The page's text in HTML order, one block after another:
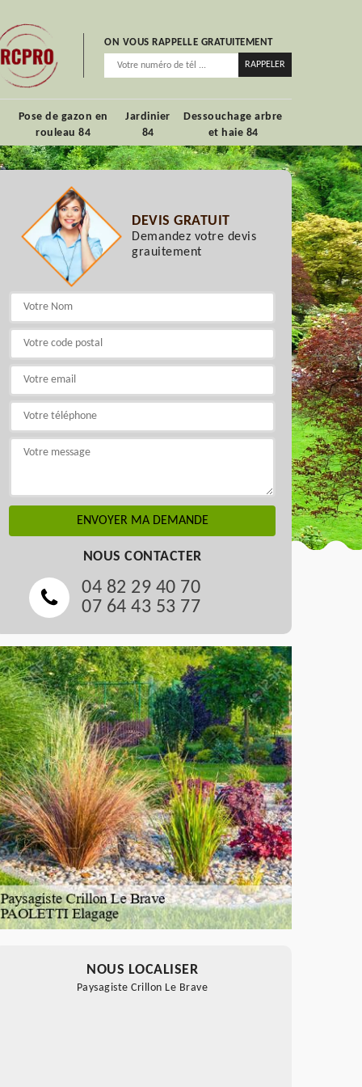
ON VOUS RAPPELLE GRATUITEMENT
Pose de gazon en
rouleau 84
Jardinier
84
Dessouchage arbre
et haie 84
DEVIS GRATUIT
Demandez votre devis
grauitement
NOUS CONTACTER
04 82 29 40 70
07 64 43 53 77
NOUS LOCALISER
Paysagiste Crillon Le Brave